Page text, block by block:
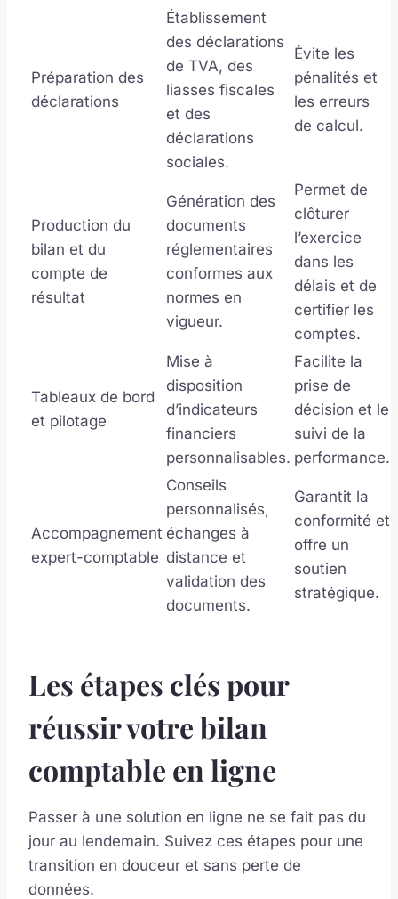
Préparation des
déclarations
Établissement
des déclarations
de TVA, des
liasses fiscales
et des
déclarations
sociales.
Évite les
pénalités et
les erreurs
de calcul.
Production du
bilan et du
compte de
résultat
Génération des
documents
réglementaires
conformes aux
normes en
vigueur.
Permet de
clôturer
l’exercice
dans les
délais et de
certifier les
comptes.
Tableaux de bord
et pilotage
Mise à
disposition
d’indicateurs
financiers
personnalisables.
Facilite la
prise de
décision et le
suivi de la
performance.
Accompagnement
expert-comptable
Conseils
personnalisés,
échanges à
distance et
validation des
documents.
Garantit la
conformité et
offre un
soutien
stratégique.
Les étapes clés pour
réussir votre bilan
comptable en ligne
Passer à une solution en ligne ne se fait pas du
jour au lendemain. Suivez ces étapes pour une
transition en douceur et sans perte de
données.